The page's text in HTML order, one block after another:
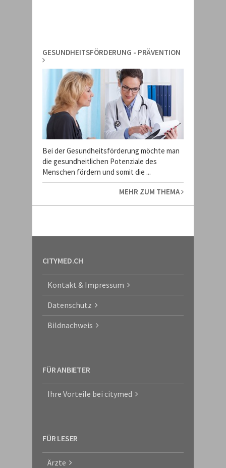
GESUNDHEITSFÖRDERUNG - PRÄVENTION
Bei der Gesundheitsförderung möchte man
die gesundheitlichen Potenziale des
Menschen fördern und somit die ...
MEHR ZUM THEMA
CITYMED.CH
Kontakt & Impressum
Datenschutz
Bildnachweis
FÜR ANBIETER
Ihre Vorteile bei citymed
FÜR LESER
Ärzte